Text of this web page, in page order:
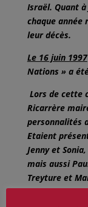
Israël. Quant
chaque année
leur décès.
Le 16 juin 1997
Nations » a
Lors de cette
Ricarrère
personnalités
Etaient
Jenny et
mais aussi
Treyture et
Jeanne et